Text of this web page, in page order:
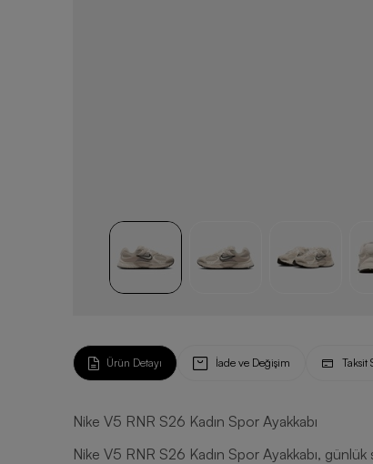
Ürün Detayı İade ve Değişim Taksit
Nike V5 RNR S26 Kadın Spor Ayakkabı
Nike V5 RNR S26 Kadın Spor Ayakkabı,